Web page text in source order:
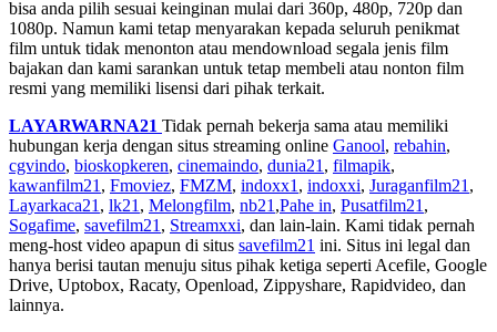
bisa anda pilih sesuai keinginan mulai dari 360p, 480p, 720p dan
1080p. Namun kami tetap menyarakan kepada seluruh penikmat
film untuk tidak menonton atau mendownload segala jenis film
bajakan dan kami sarankan untuk tetap membeli atau nonton film
resmi yang memiliki lisensi dari pihak terkait.
LAYARWARNA21 Tidak pernah bekerja sama atau memiliki
hubungan kerja dengan situs streaming online Ganool, rebahin,
cgvindo, bioskopkeren, cinemaindo, dunia21 , filmapik,
kawanfilm21 , Fmoviez, FMZM, indoxx1 , indoxxi, Juraganfilm21 ,
Layarkaca21 , lk21 , Melongfilm, nb21 ,Pahe in, Pusatfilm21 ,
Sogafime, savefilm21 , Streamxxi, dan lain-lain. Kami tidak pernah
meng-host video apapun di situs savefilm21 ini. Situs ini legal dan
hanya berisi tautan menuju situs pihak ketiga seperti Acefile, Google
Drive, Uptobox, Racaty, Openload, Zippyshare, Rapidvideo, dan
lainnya.